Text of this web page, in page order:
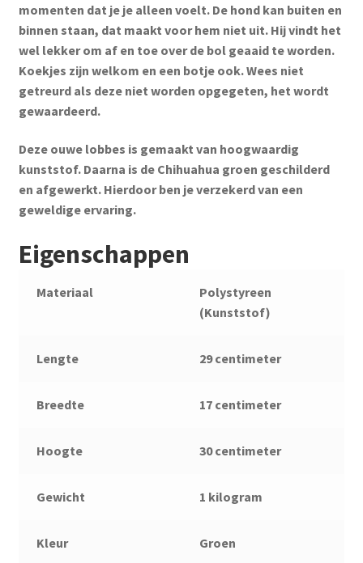
momenten dat je je alleen voelt. De hond kan buiten en
binnen staan, dat maakt voor hem niet uit. Hij vindt het
wel lekker om af en toe over de bol geaaid te worden.
Koekjes zijn welkom en een botje ook. Wees niet
getreurd als deze niet worden opgegeten, het wordt
gewaardeerd.
Deze ouwe lobbes is gemaakt van hoogwaardig
kunststof. Daarna is de Chihuahua groen geschilderd
en afgewerkt. Hierdoor ben je verzekerd van een
geweldige ervaring.
Eigenschappen
Materiaal
Polystyreen
(Kunststof)
Lengte 29 centimeter
Breedte 17 centimeter
Hoogte 30 centimeter
Gewicht 1 kilogram
Kleur Groen